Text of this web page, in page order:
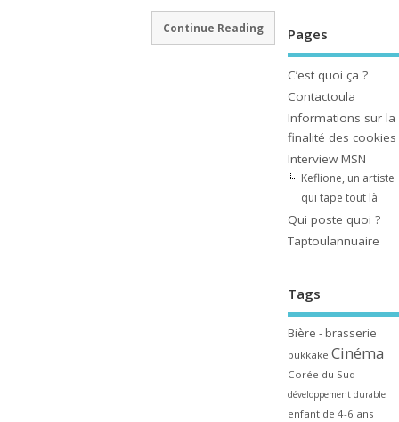
Continue Reading Pages
C’est quoi ça ?
Contactoula
Informations sur la
finalité des cookies
Interview MSN
Keflione, un artiste
qui tape tout là
Qui poste quoi ?
Taptoulannuaire
Tags
Bière - brasserie
bukkake Cinéma
Corée du Sud
développement durable
enfant de 4-6 ans